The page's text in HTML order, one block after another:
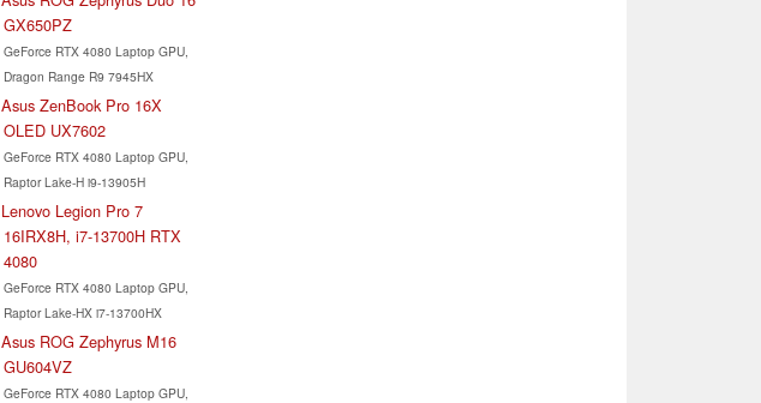
GX650PZ
GeForce RTX 4080 Laptop GPU,
Dragon Range R9 7945HX
Asus ZenBook Pro 16X
OLED UX7602
GeForce RTX 4080 Laptop GPU,
Raptor Lake-H i9-13905H
Lenovo Legion Pro 7
16IRX8H, i7-13700H RTX
4080
GeForce RTX 4080 Laptop GPU,
Raptor Lake-HX i7-13700HX
Asus ROG Zephyrus M16
GU604VZ
GeForce RTX 4080 Laptop GPU,